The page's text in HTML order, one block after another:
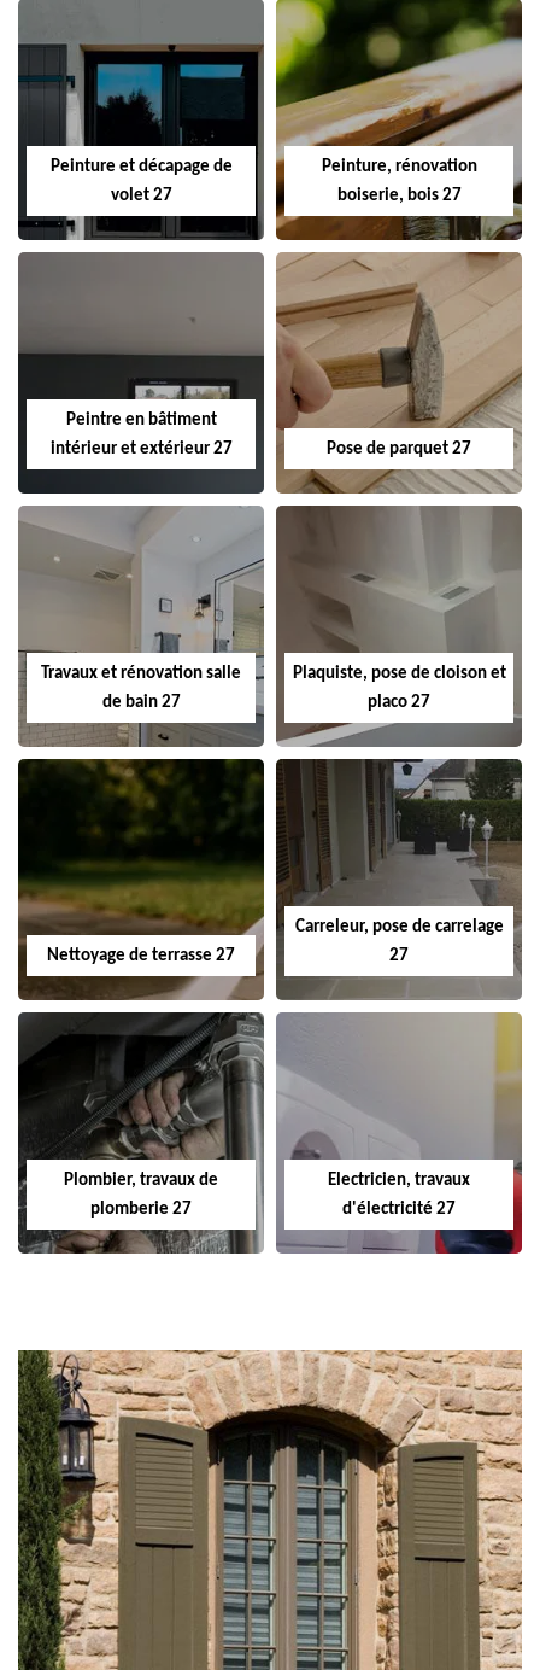
Peinture et décapage de
volet 27
Peinture, rénovation
boiserie, bois 27
Peintre en bâtiment
intérieur et extérieur 27
Pose de parquet 27
Travaux et rénovation salle
de bain 27
Plaquiste, pose de cloison et
placo 27
Nettoyage de terrasse 27
Carreleur, pose de carrelage
27
Plombier, travaux de
plomberie 27
Electricien, travaux
d'électricité 27